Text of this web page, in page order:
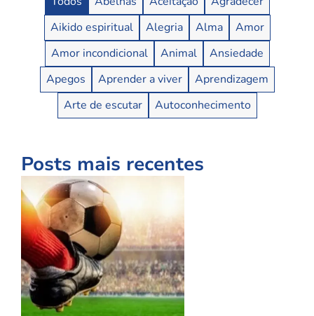
Aikido espiritual
Alegria Alma
Amor
Amor incondicional
Animal
Ansiedade
Apegos
Aprender a viver
Aprendizagem
Arte de escutar
Autoconhecimento
Posts mais recentes